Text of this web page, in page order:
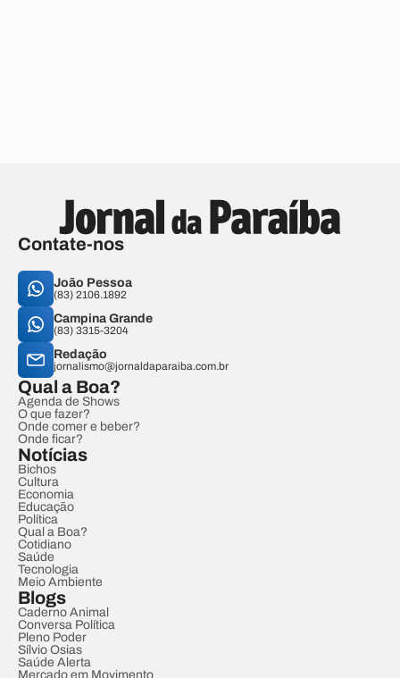
Contate-nos
João Pessoa
(83) 2106.1892
Campina Grande
(83) 3315-3204
Redação
jornalismo@jornaldaparaiba.com.br
Qual a Boa?
Agenda de Shows
O que fazer?
Onde comer e beber?
Onde ficar?
Notícias
Bichos
Cultura
Economia
Educação
Política
Qual a Boa?
Cotidiano
Saúde
Tecnologia
Meio Ambiente
Blogs
Caderno Animal
Conversa Política
Pleno Poder
Sílvio Osias
Saúde Alerta
Mercado em Movimento